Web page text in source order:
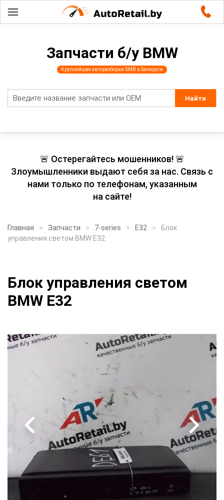
Запчасти б/у BMW
Крупнейшая авторазборка БМВ в Беларуси
🚨 Остерегайтесь мошенников! 🚨
Злоумышленники выдают себя за нас. Связь с
нами только по телефонам, указанным
на сайте!
Главная Запчасти 7-series E32
Блок
управления светом BMW E32
Блок управления светом
BMW E32